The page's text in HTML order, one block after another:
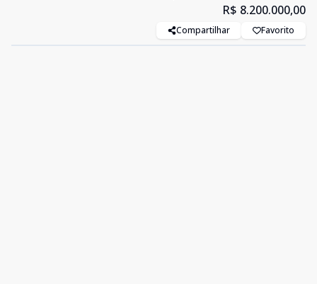
R$ 8.200.000,00
Compartilhar Favorito